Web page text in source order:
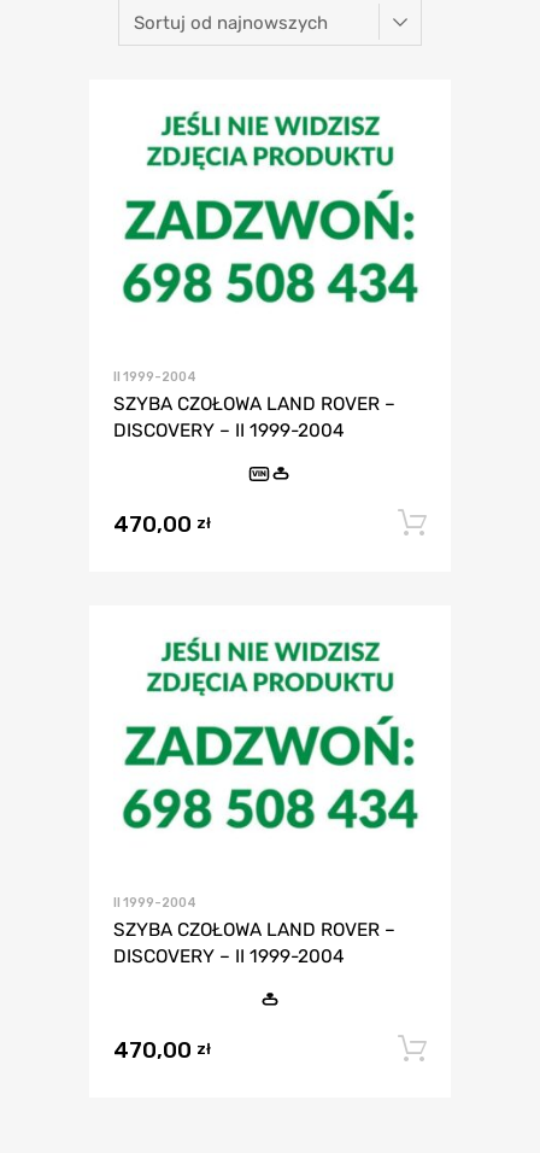
II 1999-2004
SZYBA CZOŁOWA LAND ROVER –
DISCOVERY – II 1999-2004
VIN
470,00 zł
II 1999-2004
SZYBA CZOŁOWA LAND ROVER –
DISCOVERY – II 1999-2004
470,00 zł